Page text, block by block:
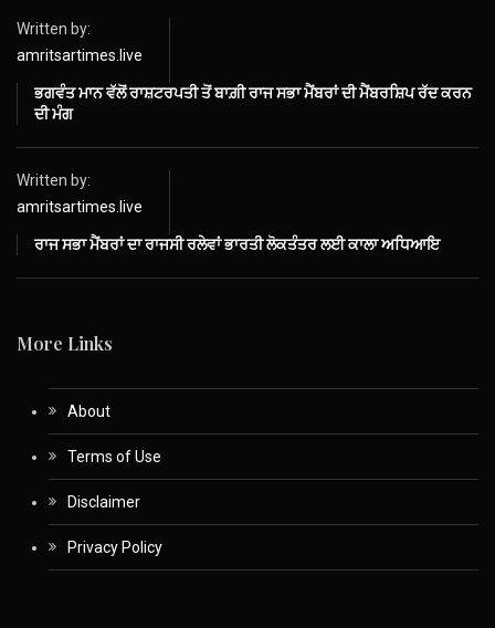
Written by:
amritsartimes.live
ਭਗਵੰਤ ਮਾਨ ਵੱਲੋਂ ਰਾਸ਼ਟਰਪਤੀ ਤੋਂ ਬਾਗ਼ੀ ਰਾਜ ਸਭਾ ਮੈਂਬਰਾਂ ਦੀ ਮੈਂਬਰਸ਼ਿਪ ਰੱਦ ਕਰਨ
ਦੀ ਮੰਗ
Written by:
amritsartimes.live
ਰਾਜ ਸਭਾ ਮੈਂਬਰਾਂ ਦਾ ਰਾਜਸੀ ਰਲੇਵਾਂ ਭਾਰਤੀ ਲੋਕਤੰਤਰ ਲਈ ਕਾਲਾ ਅਧਿਆਇ
More Links
About
Terms of Use
Disclaimer
Privacy Policy